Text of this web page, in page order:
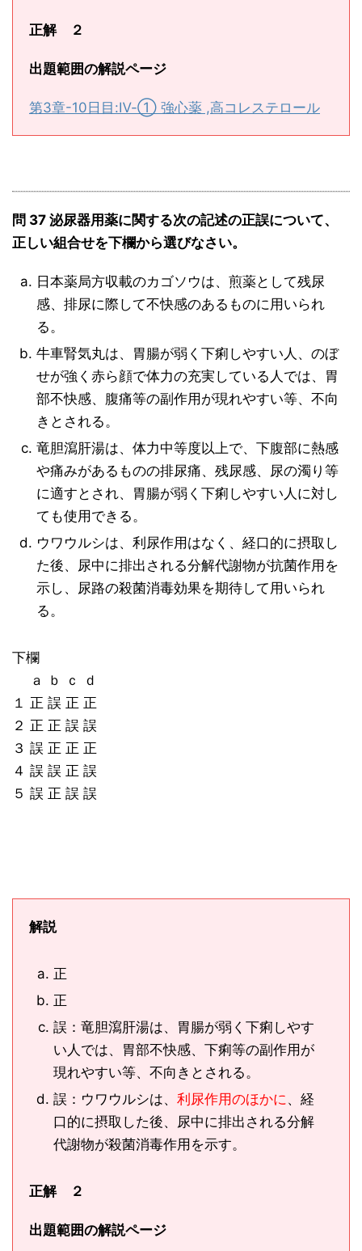
正解 ２
出題範囲の解説ページ
第3章-10日目:Ⅳ-① 強心薬 ,高コレステロール
問 37 泌尿器用薬に関する次の記述の正誤について、
正しい組合せを下欄から選びなさい。
日本薬局方収載のカゴソウは、煎薬として残尿
感、排尿に際して不快感のあるものに用いられ
る。
牛車腎気丸は、胃腸が弱く下痢しやすい人、のぼ
せが強く赤ら顔で体力の充実している人では、胃
部不快感、腹痛等の副作用が現れやすい等、不向
きとされる。
竜胆瀉肝湯は、体力中等度以上で、下腹部に熱感
や痛みがあるものの排尿痛、残尿感、尿の濁り等
に適すとされ、胃腸が弱く下痢しやすい人に対し
ても使用できる。
ウワウルシは、利尿作用はなく、経口的に摂取し
た後、尿中に排出される分解代謝物が抗菌作用を
示し、尿路の殺菌消毒効果を期待して用いられ
る。
下欄
ａ ｂ ｃ ｄ
１ 正 誤 正 正
２ 正 正 誤 誤
３ 誤 正 正 正
４ 誤 誤 正 誤
５ 誤 正 誤 誤
解説
正
正
誤：竜胆瀉肝湯は、胃腸が弱く下痢しやす
い人では、胃部不快感、下痢等の副作用が
現れやすい等、不向きとされる。
誤：ウワウルシは、 利尿作用のほかに、経
口的に摂取した後、尿中に排出される分解
代謝物が殺菌消毒作用を示す。
正解 ２
出題範囲の解説ページ